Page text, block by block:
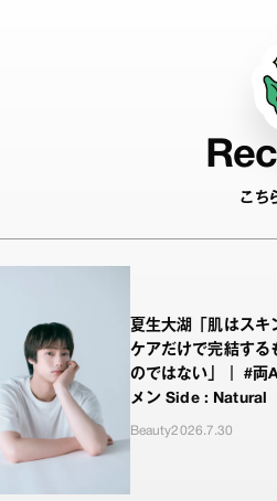
こち
夏生大湖「肌はスキ
ケアだけで完結する
のではない」｜ #両
メン Side : Natural
Beauty2026.7.30